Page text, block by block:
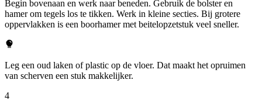
Begin bovenaan en werk naar beneden. Gebruik de bolster en
hamer om tegels los te tikken. Werk in kleine secties. Bij grotere
oppervlakken is een boorhamer met beitelopzetstuk veel sneller.
Leg een oud laken of plastic op de vloer. Dat maakt het opruimen
van scherven een stuk makkelijker.
4